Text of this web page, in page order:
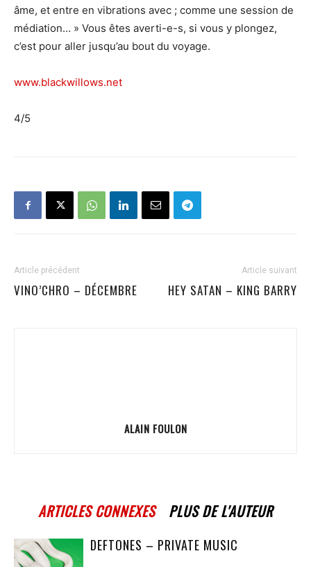
âme, et entre en vibrations avec ; comme une session de
médiation… » Vous êtes averti-e-s, si vous y plongez,
c’est pour aller jusqu’au bout du voyage.
www.blackwillows.net
4/5
Article précédent
VINO’CHRO – DÉCEMBRE
Article suivant
HEY SATAN – KING BARRY
ALAIN FOULON
ARTICLES CONNEXES PLUS DE L'AUTEUR
DEFTONES – PRIVATE MUSIC